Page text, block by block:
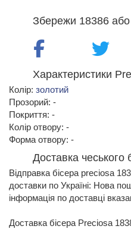
Збережи 18386 або
Характеристики
Колір: золотий
Прозорий: -
Покриття: -
Колір отвору: -
Форма отвору: -
Доставка чеського
Відправка бісера preciosa
доставки по Україні: Нова
інформація по доставці
Доставка бісера Preciosa